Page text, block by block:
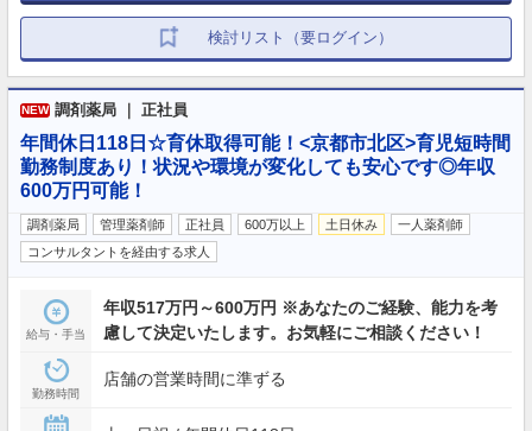
検討リスト（要ログイン）
NEW 調剤薬局 ｜ 正社員
年間休日118日☆育休取得可能！<京都市北区>育児短時間
勤務制度あり！状況や環境が変化しても安心です◎年収
600万円可能！
調剤薬局 管理薬剤師 正社員 600万以上 土日休み
一人薬剤師
コンサルタントを経由する求人
給与・手当
年収517万円～600万円 ※あなたのご経験、能力を考
慮して決定いたします。お気軽にご相談ください！
勤務時間
店舗の営業時間に準ずる